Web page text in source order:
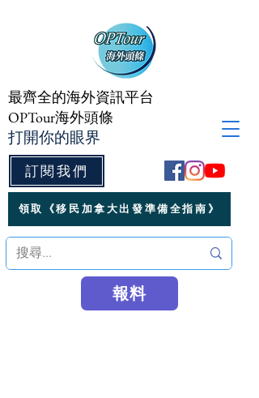
訂閱我們
最齊全的海外資訊平台
OPTour海外頭條
打開你的眼界
領取《移民加拿大出發準備全指南》
報料